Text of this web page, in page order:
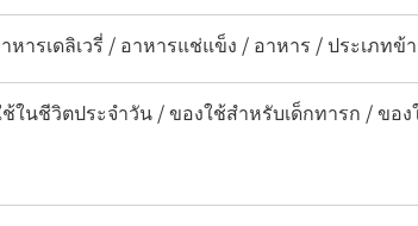
ารเดลิเวรี่ / อาหารแช่แข็ง / อาหาร / ประเภทข้
ในชีวิตประจำวัน / ของใช้สำหรับเด็กทารก / ขอ